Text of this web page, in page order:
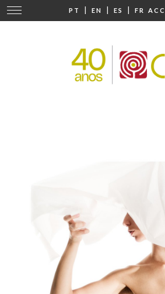
PT | EN | ES | FR
Cambiar
navegación